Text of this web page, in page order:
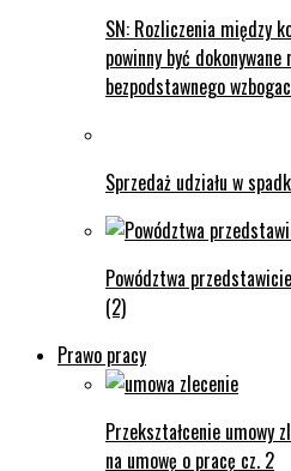
SN: Rozliczenia między
powinny być
bezpodstawnego
Sprzedaż udziału w
Powództwa
(2)
Prawo pracy
Przekształcenie umowy
na umowę o pracę cz. 2